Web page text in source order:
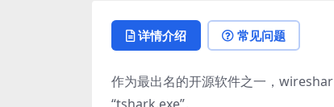
详情介绍 常见问题
作为最出名的开源软件之一，